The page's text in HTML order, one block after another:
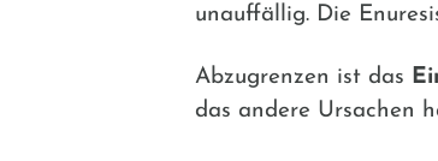
unauffällig. Die
Abzugrenzen ist das
das andere Ursachen